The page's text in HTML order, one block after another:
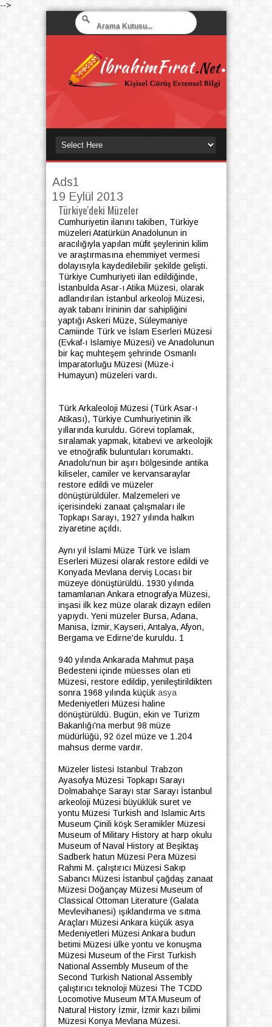
-->
Ads1
19 Eylül 2013
Türkiye'deki Müzeler
Cumhuriyetin ilanını takiben, Türkiye
müzeleri Atatürkün Anadolunun in
aracılığıyla yapılan müfit şeylerinin kilim
ve araştırmasına ehemmiyet vermesi
dolayısıyla kaydedilebilir şekilde gelişti.
Türkiye Cumhuriyeti ilan edildiğinde,
İstanbulda Asar-ı Atika Müzesi, olarak
adlandırılan İstanbul arkeoloji Müzesi,
ayak tabanı İrininin dar sahipliğini
yaptığı Askeri Müze, Süleymaniye
Camiinde Türk ve İslam Eserleri Müzesi
(Evkaf-ı Islamiye Müzesi) ve Anadolunun
bir kaç muhteşem şehrinde Osmanlı
İmparatorluğu Müzesi (Müze-i
Humayun) müzeleri vardı.
Türk Arkaleoloji Müzesi (Türk Asar-ı
Atikası), Türkiye Cumhuriyetinin ilk
yıllarında kuruldu. Görevi toplamak,
sıralamak yapmak, kitabevi ve arkeolojik
ve etnoğrafik buluntuları korumaktı.
Anadolu'nun bir aşırı bölgesinde antika
kiliseler, camiler ve kervansaraylar
restore edildi ve müzeler
dönüştürüldüler. Malzemeleri ve
içerisindeki zanaat çalışmaları ile
Topkapı Sarayı, 1927 yılında halkın
ziyaretine açıldı.
Aynı yıl İslami Müze Türk ve İslam
Eserleri Müzesi olarak restore edildi ve
Konyada Mevlana derviş Locası bir
müzeye dönüştürüldü. 1930 yılında
tamamlanan Ankara etnografya Müzesi,
inşasi ilk kez müze olarak dizayn edilen
yapıydı. Yeni müzeler Bursa, Adana,
Manisa, İzmir, Kayseri, Antalya, Afyon,
Bergama ve Edirne'de kuruldu. 1
940 yılında Ankarada Mahmut paşa
Bedesteni içinde müesses olan eti
Müzesi, restore edildip, yenileştirildikten
sonra 1968 yılında küçük asya
Medeniyetleri Müzesi haline
dönüştürüldü. Bugün, ekin ve Turizm
Bakanlığı'na merbut 98 müze
müdürlüğü, 92 özel müze ve 1.204
mahsus derme vardır.
Müzeler listesi Istanbul Trabzon
Ayasofya Müzesi Topkapı Sarayı
Dolmabahçe Sarayı star Sarayı İstanbul
arkeoloji Müzesi büyüklük suret ve
yontu Müzesi Turkish and Islamic Arts
Museum Çinili köşk Seramikler Müzesi
Museum of Military History at harp okulu
Museum of Naval History at Beşiktaş
Sadberk hatun Müzesi Pera Müzesi
Rahmi M. çalıştırıcı Müzesi Sakıp
Sabancı Müzesi İstanbul çağdaş zanaat
Müzesi Doğançay Müzesi Museum of
Classical Ottoman Literature (Galata
Mevlevihanesi) ışıklandırma ve sıtma
Araçları Müzesi Ankara küçük asya
Medeniyetleri Müzesi Ankara budun
betimi Müzesi ülke yontu ve konuşma
Müzesi Museum of the First Turkish
National Assembly Museum of the
Second Turkish National Assembly
çalıştırıcı teknoloji Müzesi The TCDD
Locomotive Museum MTA Museum of
Natural History İzmir, İzmir kazı bilimi
Müzesi Konya Mevlana Müzesi.